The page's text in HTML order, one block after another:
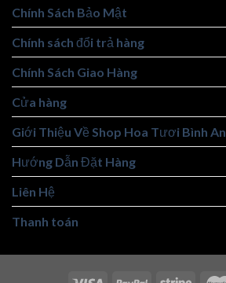
Chính Sách Bảo Mật
Chính sách đổi trả hàng
Chính Sách Giao Hàng
Cửa hàng
Giới Thiệu Về Shop Hoa Tươi Bình An
Hướng Dẫn Đặt Hàng
Liên Hệ
Thanh toán